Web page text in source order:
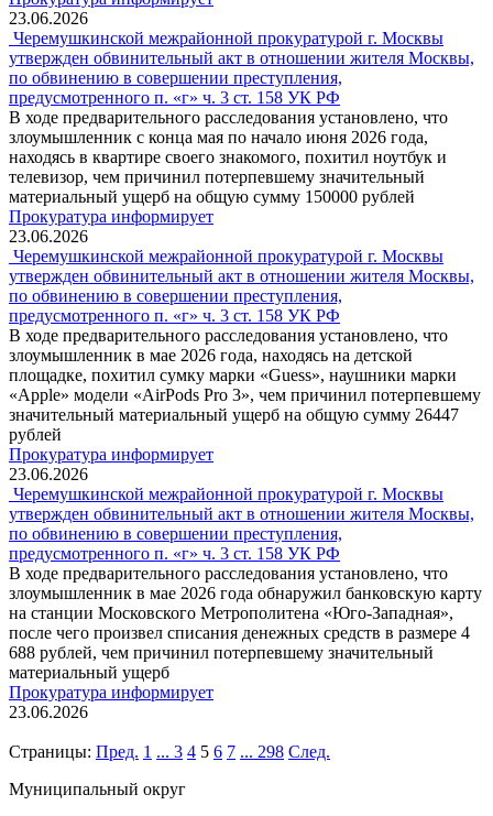
23.06.2026
Черемушкинской межрайонной прокуратурой г. Москвы
утвержден обвинительный акт в отношении жителя Москвы,
по обвинению в совершении преступления,
предусмотренного п. «г» ч. 3 ст. 158 УК РФ
В ходе предварительного расследования установлено, что
злоумышленник с конца мая по начало июня 2026 года,
находясь в квартире своего знакомого, похитил ноутбук и
телевизор, чем причинил потерпевшему значительный
материальный ущерб на общую сумму 150000 рублей
Прокуратура информирует
23.06.2026
Черемушкинской межрайонной прокуратурой г. Москвы
утвержден обвинительный акт в отношении жителя Москвы,
по обвинению в совершении преступления,
предусмотренного п. «г» ч. 3 ст. 158 УК РФ
В ходе предварительного расследования установлено, что
злоумышленник в мае 2026 года, находясь на детской
площадке, похитил сумку марки «Guess», наушники марки
«Apple» модели «AirPods Pro 3», чем причинил потерпевшему
значительный материальный ущерб на общую сумму 26447
рублей
Прокуратура информирует
23.06.2026
Черемушкинской межрайонной прокуратурой г. Москвы
утвержден обвинительный акт в отношении жителя Москвы,
по обвинению в совершении преступления,
предусмотренного п. «г» ч. 3 ст. 158 УК РФ
В ходе предварительного расследования установлено, что
злоумышленник в мае 2026 года обнаружил банковскую карту
на станции Московского Метрополитена «Юго-Западная»,
после чего произвел списания денежных средств в размере 4
688 рублей, чем причинил потерпевшему значительный
материальный ущерб
Прокуратура информирует
23.06.2026
Страницы: Пред. 1 ... 3 4 5 6 7 ... 298 След.
Муниципальный округ